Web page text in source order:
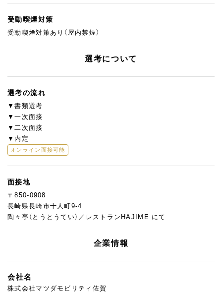
受動喫煙対策
受動喫煙対策あり（屋内禁煙）
選考について
選考の流れ
▼書類選考
▼一次面接
▼二次面接
▼内定
オンライン面接可能
面接地
〒850-0908
長崎県長崎市十人町9-4
陶々亭（とうとうてい）／レストランHAJIME にて
企業情報
会社名
株式会社マツダモビリティ佐賀